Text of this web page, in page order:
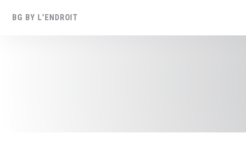
BG BY L'ENDROIT